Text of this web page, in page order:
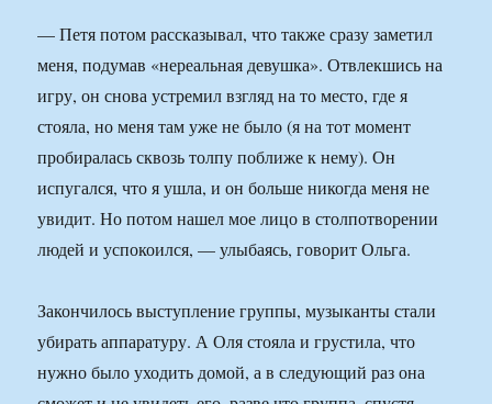
— Петя потом рассказывал, что также сразу заметил
меня, подумав «нереальная девушка». Отвлекшись на
игру, он снова устремил взгляд на то место, где я
стояла, но меня там уже не было (я на тот момент
пробиралась сквозь толпу поближе к нему). Он
испугался, что я ушла, и он больше никогда меня не
увидит. Но потом нашел мое лицо в столпотворении
людей и успокоился, — улыбаясь, говорит Ольга.
Закончилось выступление группы, музыканты стали
убирать аппаратуру. А Оля стояла и грустила, что
нужно было уходить домой, а в следующий раз она